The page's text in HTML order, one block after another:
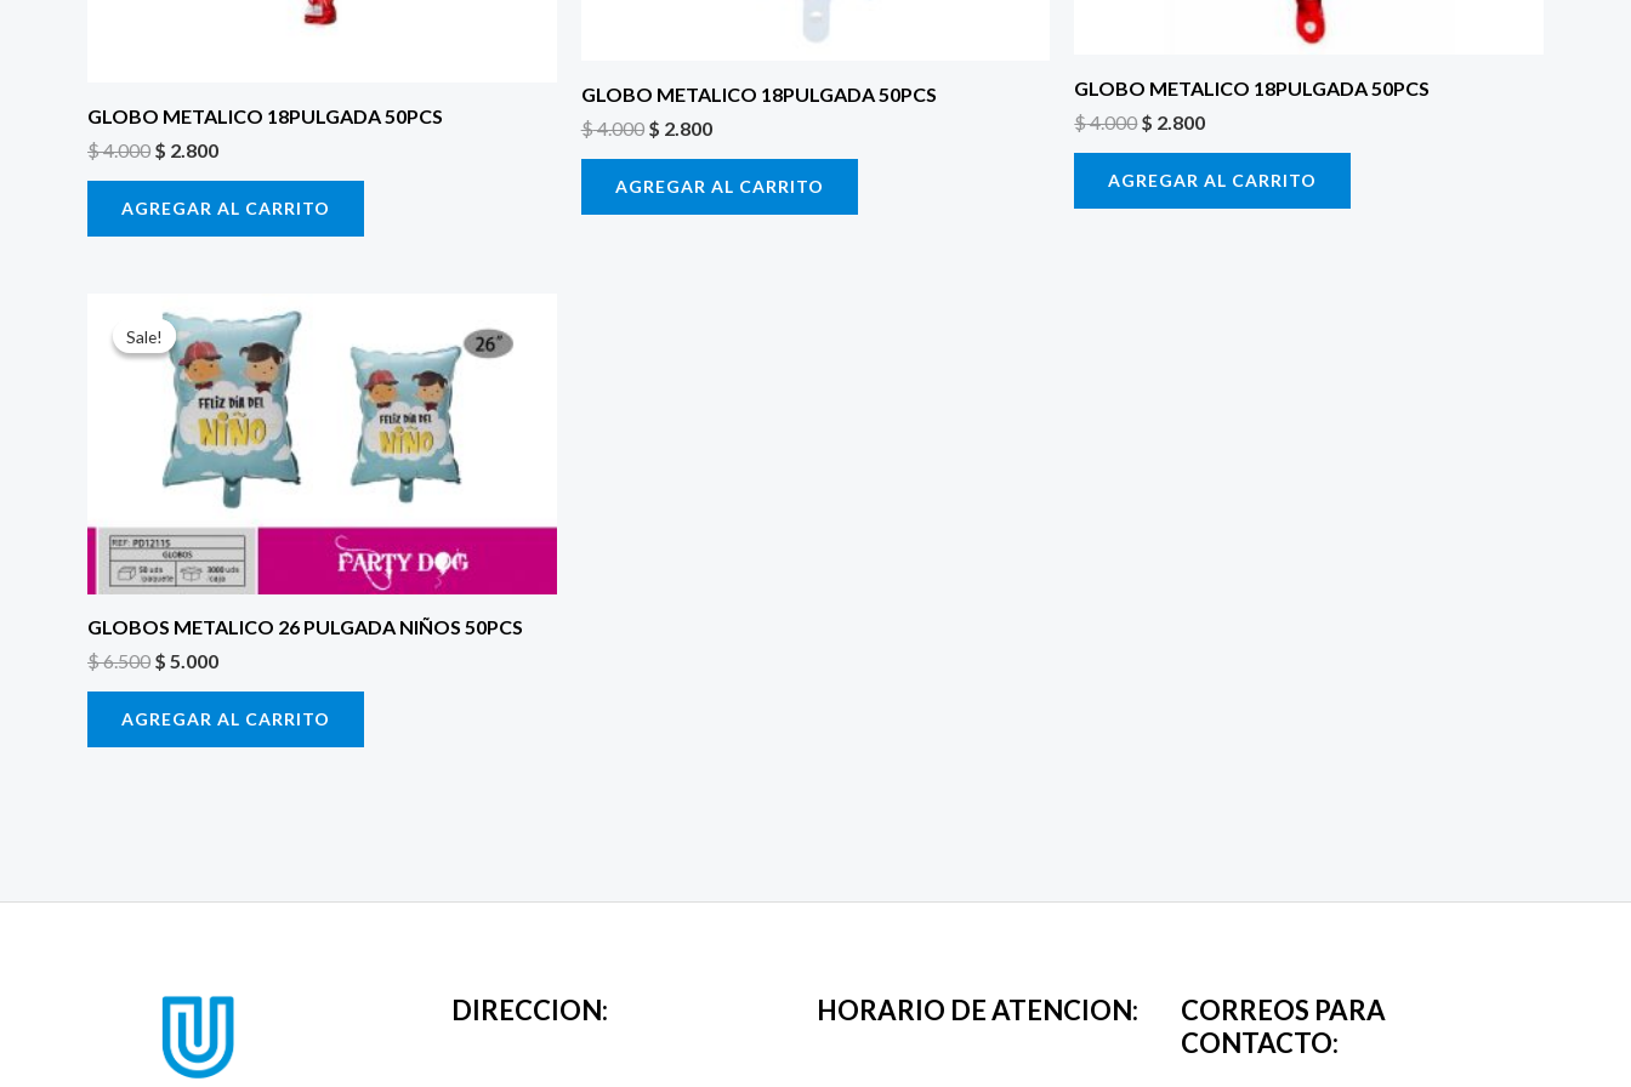
GLOBO METALICO 18PULGADA 50PCS
$4.000 $ 2.800
AGREGAR AL CARRITO
GLOBO METALICO 18PULGADA 50PCS
$4.000 $ 2.800
AGREGAR AL CARRITO
GLOBO METALICO 18PULGADA 50PCS
$4.000$ 2.800
AGREGAR AL CARRITO
Sale!
Sale!
GLOBOS METALICO 26 PULGADA NIÑOS 50PCS
$6.500
precio
original
era:
$ 6.500.
$ 5.000
precio
actual
es:
$ 5.000.
AGREGAR AL CARRITO
DIRECCION: HORARIO DE ATENCION:
CORREOS PARA
CONTACTO: